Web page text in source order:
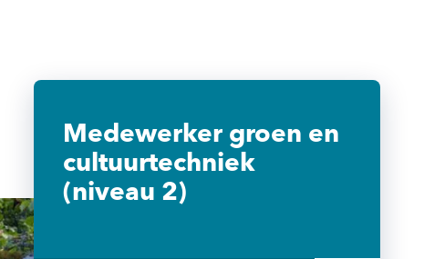
Medewerker groen en
cultuurtechniek
(niveau 2)